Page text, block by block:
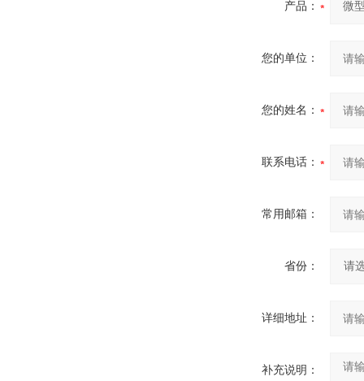
产品：
您的单位：
您的姓名：
联系电话：
常用邮箱：
省份：
详细地址：
补充说明：